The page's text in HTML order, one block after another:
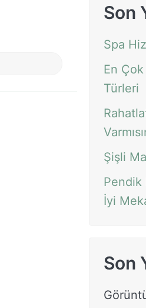
Son
Spa
En
Türleri
Şişli
Pendik
İyi
Son